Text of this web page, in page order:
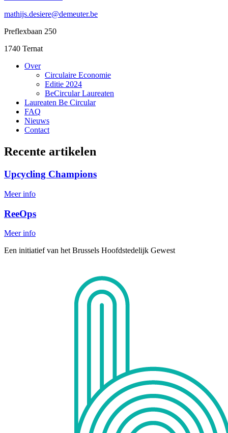
mathijs.desiere@demeuter.be
Preflexbaan 250
1740 Ternat
Over
Circulaire Economie
Editie 2024
BeCircular Laureaten
Laureaten Be Circular
FAQ
Nieuws
Contact
Recente artikelen
Upcycling Champions
Meer info
ReeOps
Meer info
Een initiatief van het Brussels Hoofdstedelijk Gewest